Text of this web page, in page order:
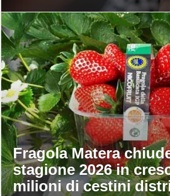
Fragola Matera
stagione 2026 in
milioni di cestini